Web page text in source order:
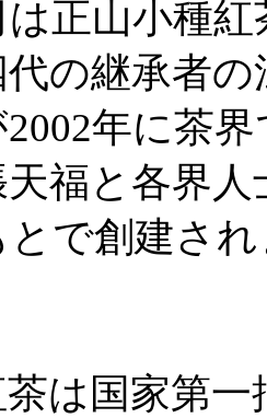
は正山小種紅
の継承者の
年に茶界
福と各界人
で創建さ
は国家第一